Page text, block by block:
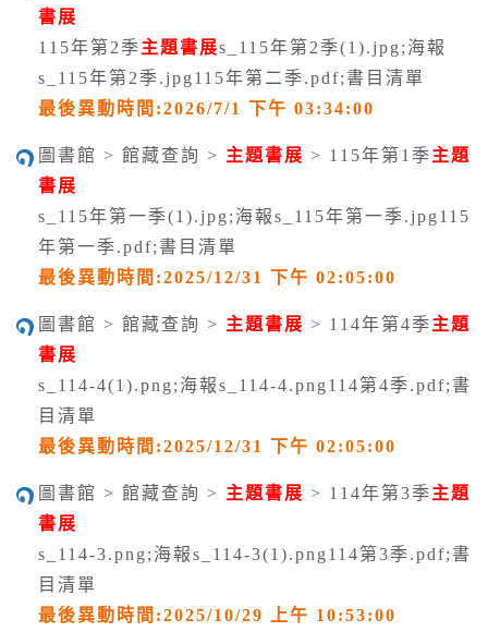
書展
115年第2季 主題書展s_115年第2季(1).jpg;海報
s_115年第2季.jpg115年第二季.pdf;書目清單
最後異動時間:2026/7/1 下午 03:34:00
圖書館 > 館藏查詢 > 主題書展 > 115年第1季 主題
書展
s_115年第一季(1).jpg;海報s_115年第一季.jpg115
年第一季.pdf;書目清單
最後異動時間:2025/12/31 下午 02:05:00
圖書館 > 館藏查詢 > 主題書展 > 114年第4季 主題
書展
s_114-4(1).png;海報s_114-4.png114第4季.pdf;書
目清單
最後異動時間:2025/12/31 下午 02:05:00
圖書館 > 館藏查詢 > 主題書展 > 114年第3季 主題
書展
s_114-3.png;海報s_114-3(1).png114第3季.pdf;書
目清單
最後異動時間:2025/10/29 上午 10:53:00